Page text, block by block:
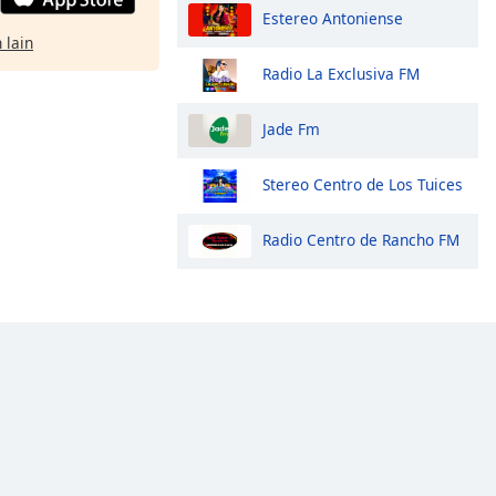
lain
Estereo Antoniense
Radio La Exclusiva FM
Jade Fm
Stereo Centro de Los Tuices
Radio Centro de Rancho FM